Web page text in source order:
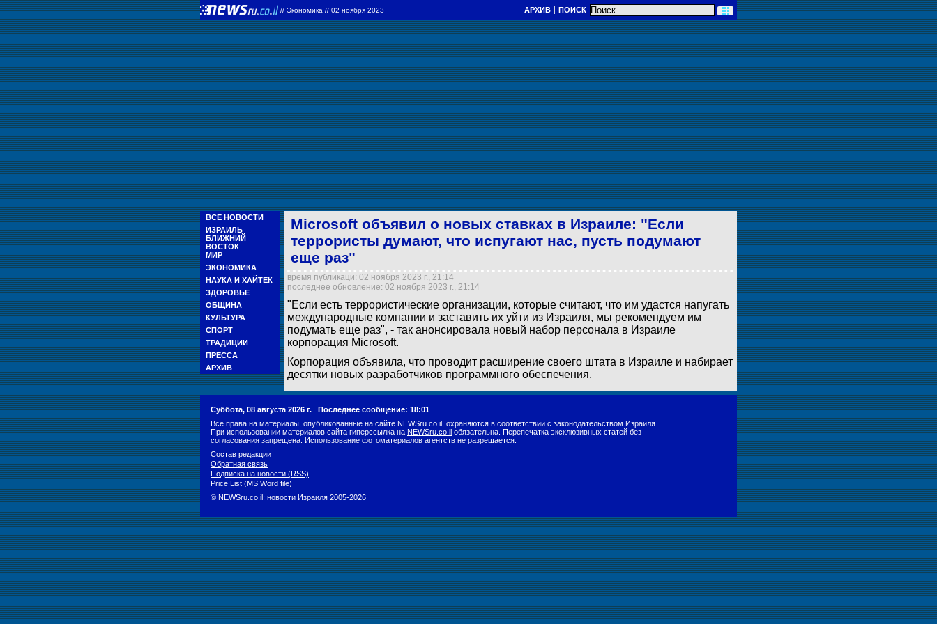
// Экономика // 02 ноября 2023 АРХИВ ПОИСК
ВСЕ НОВОСТИ
ИЗРАИЛЬ
БЛИЖНИЙ
ВОСТОК
МИР
ЭКОНОМИКА
НАУКА И ХАЙТЕК
ЗДОРОВЬЕ
ОБЩИНА
КУЛЬТУРА
СПОРТ
ТРАДИЦИИ
ПРЕССА
АРХИВ
Microsoft объявил о новых ставках в Израиле: "Если
террористы думают, что испугают нас, пусть подумают
еще раз"
время публикаци: 02 ноября 2023 г., 21:14
последнее обновление: 02 ноября 2023 г., 21:14
"Если есть террористические организации, которые считают, что им удастся напугать
международные компании и заставить их уйти из Израиля, мы рекомендуем им
подумать еще раз", - так анонсировала новый набор персонала в Израиле
корпорация Microsoft.
Корпорация объявила, что проводит расширение своего штата в Израиле и набирает
десятки новых разработчиков программного обеспечения.
Суббота, 08 августа 2026 г. Последнее сообщение: 18:01
Все права на материалы, опубликованные на сайте NEWSru.co.il, охраняются в соответствии с законодательством Израиля.
При использовании материалов сайта гиперссылка на NEWSru.co.il обязательна. Перепечатка эксклюзивных статей без
согласования запрещена. Использование фотоматериалов агентств не разрешается.
Состав редакции
Обратная связь
Подписка на новости (RSS)
Price List (MS Word file)
© NEWSru.co.il: новости Израиля 2005-2026